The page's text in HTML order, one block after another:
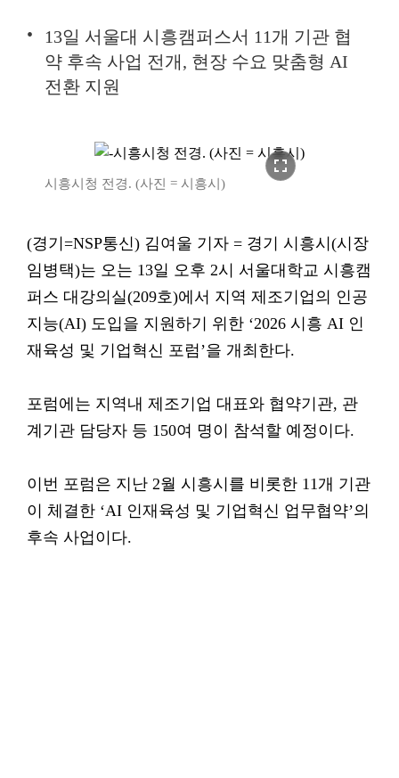
13일 서울대 시흥캠퍼스서 11개 기관 협
약 후속 사업 전개, 현장 수요 맞춤형 AI
전환 지원
fullscreen
시흥시청 전경. (사진 = 시흥시)
(경기=NSP통신) 김여울 기자 = 경기 시흥시(시장
임병택)는 오는 13일 오후 2시 서울대학교 시흥캠
퍼스 대강의실(209호)에서 지역 제조기업의 인공
지능(AI) 도입을 지원하기 위한 ‘2026 시흥 AI 인
재육성 및 기업혁신 포럼’을 개최한다.
포럼에는 지역내 제조기업 대표와 협약기관, 관
계기관 담당자 등 150여 명이 참석할 예정이다.
이번 포럼은 지난 2월 시흥시를 비롯한 11개 기관
이 체결한 ‘AI 인재육성 및 기업혁신 업무협약’의
후속 사업이다.